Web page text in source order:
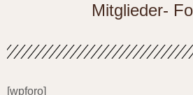
Mitglieder-
[wpforo]